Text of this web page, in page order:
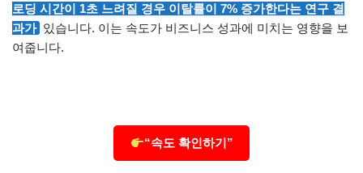
로딩 시간이 1초 느려질 경우 이탈률이 7% 증가한다는 연구 결
과가 있습니다. 이는 속도가 비즈니스 성과에 미치는 영향을 보
여줍니다.
“속도 확인하기”